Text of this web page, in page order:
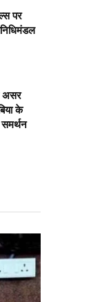
पर
असर
के